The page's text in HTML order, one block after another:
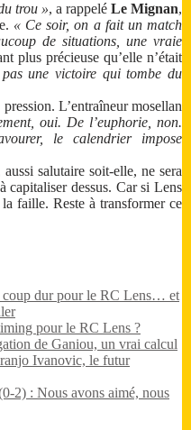
trou », a rappelé Le Mignan,
« Ce soir, on a fait un match
de situations, une vraie
plus précieuse qu’elle n’était
pas une victoire qui tombe du
L’entraîneur mosellan
oui. De l’euphorie, non.
le calendrier impose
salutaire soit-elle, ne sera
capitaliser dessus. Car si Lens
faille. Reste à transformer ce
coup dur pour le RC Lens… et
pour le RC Lens ?
de Ganiou, un vrai calcul
Ivanovic, le futur
2) : Nous avons aimé, nous